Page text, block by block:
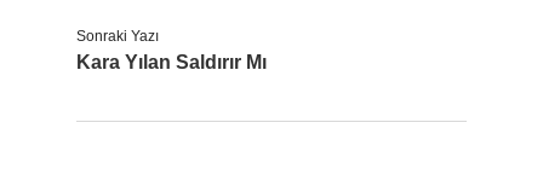
Sonraki Yazı
Kara Yılan Saldırır Mı